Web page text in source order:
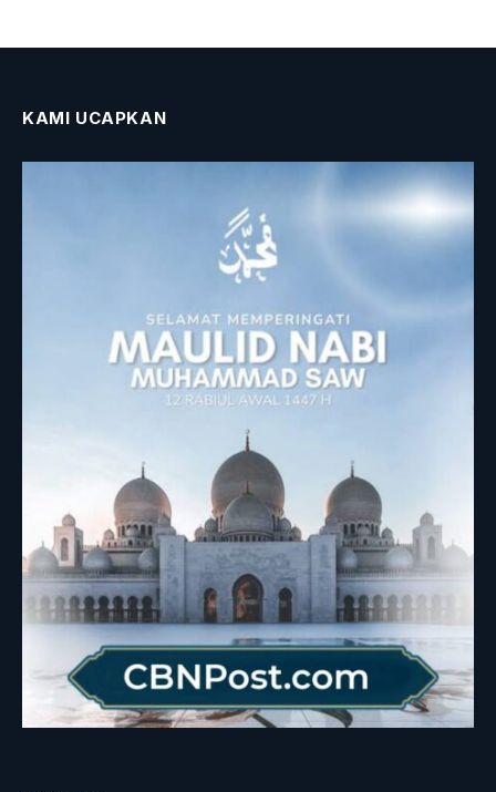
KAMI UCAPKAN